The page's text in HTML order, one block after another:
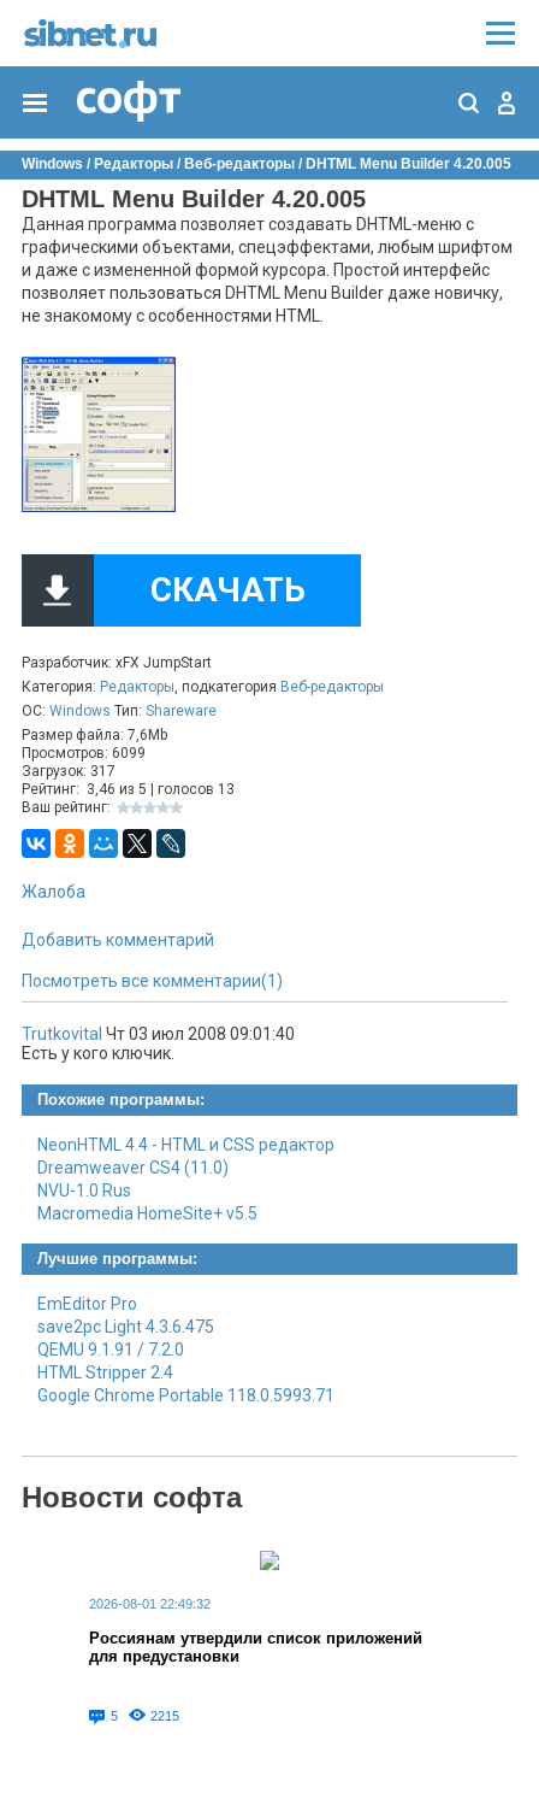
Windows / Редакторы / Веб-редакторы / DHTML Menu Builder 4.20.005
DHTML Menu Builder 4.20.005
Данная программа позволяет создавать DHTML-меню с
графическими объектами, спецэффектами, любым шрифтом
и даже с измененной формой курсора. Простой интерфейс
позволяет пользоваться DHTML Menu Builder даже новичку,
не знакомому с особенностями HTML.
СКАЧАТЬ
Разработчик: xFX JumpStart
Категория: Редакторы, подкатегория Веб-редакторы
ОС: Windows Тип: Shareware
Размер файла: 7,6Mb
Просмотров: 6099
Загрузок: 317
Рейтинг: 3,46 из 5 | голосов 13
Ваш рейтинг:
Жалоба
Добавить комментарий
Посмотреть все комментарии(1)
Trutkovital Чт 03 июл 2008 09:01:40
Есть у кого ключик.
Похожие программы:
NeonHTML 4.4 - HTML и CSS редактор
Dreamweaver CS4 (11.0)
NVU-1.0 Rus
Macromedia HomeSite+ v5.5
Лучшие программы:
EmEditor Pro
save2pc Light 4.3.6.475
QEMU 9.1.91 / 7.2.0
HTML Stripper 2.4
Google Chrome Portable 118.0.5993.71
Новости софта
2026-08-01 22:49:32
Россиянам утвердили список приложений
для предустановки
5 2215